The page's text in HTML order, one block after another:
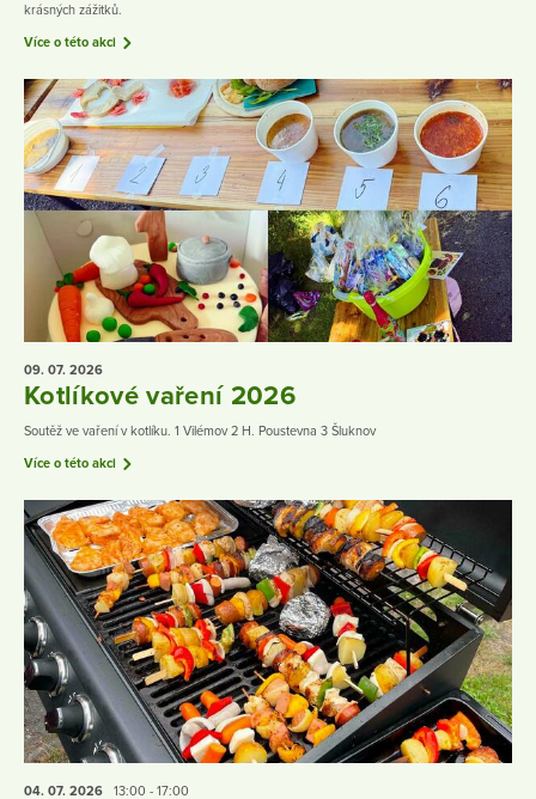
krásných zážitků.
Více o této akci
09. 07. 2026
Kotlíkové vaření 2026
Soutěž ve vaření v kotlíku. 1 Vilémov 2 H. Poustevna 3 Šluknov
Více o této akci
04. 07. 2026 13:00 - 17:00